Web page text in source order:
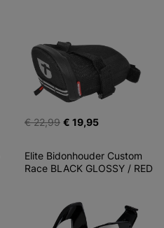
€ 22,99 € 19,95
Elite Bidonhouder Custom
Race BLACK GLOSSY / RED